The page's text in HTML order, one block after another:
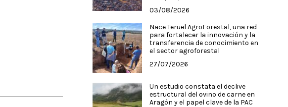
03/08/2026
Nace Teruel AgroForestal, una red
para fortalecer la innovación y la
transferencia de conocimiento en
el sector agroforestal
27/07/2026
Un estudio constata el declive
estructural del ovino de carne en
Aragón y el papel clave de la PAC